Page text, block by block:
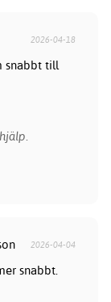
2026-04-18
snabbt till
2026-04-04
snabbt.